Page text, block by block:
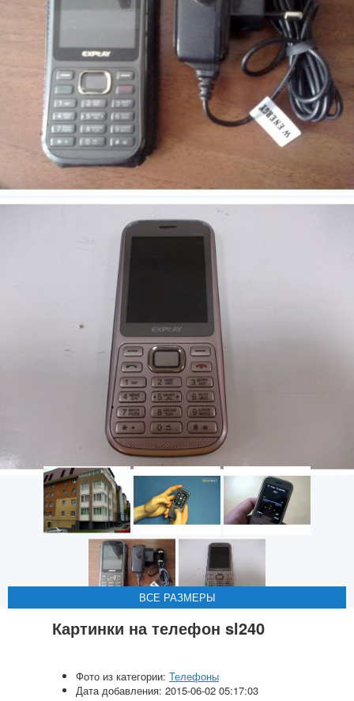
ВСЕ РАЗМЕРЫ
ВСЕ РАЗМЕРЫ
ВСЕ РАЗМЕРЫ
ВСЕ РАЗМЕРЫ
ВСЕ РАЗМЕРЫ
Картинки на телефон sl240
Фото из категории: Телефоны
Дата добавления: 2015-06-02 05:17:03